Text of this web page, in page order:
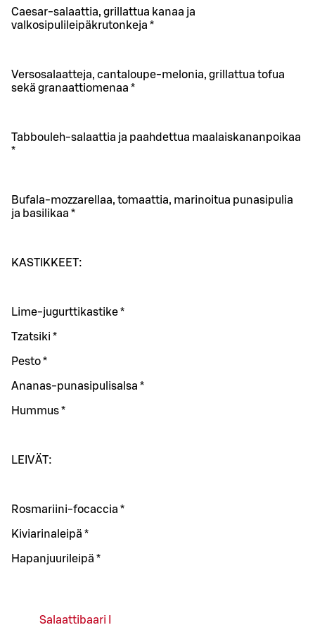
Caesar-salaattia, grillattua kanaa ja
valkosipulileipäkrutonkeja *
Versosalaatteja, cantaloupe-melonia, grillattua tofua
sekä granaattiomenaa *
Tabbouleh-salaattia ja paahdettua maalaiskananpoikaa
*
Bufala-mozzarellaa, tomaattia, marinoitua punasipulia
ja basilikaa *
KASTIKKEET:
Lime-jugurttikastike *
Tzatsiki *
Pesto *
Ananas-punasipulisalsa *
Hummus *
LEIVÄT:
Rosmariini-focaccia *
Kiviarinaleipä *
Hapanjuurileipä *
Salaattibaari I